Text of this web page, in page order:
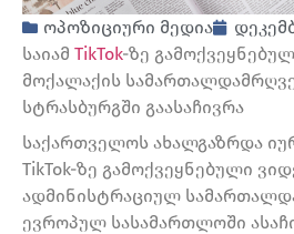
ოპოზიციური მედია
საიამ TikTok-ზე
მოქალაქის
სტრასბურგში გაასაჩივრა
საქართველოს ახალგაზრდა
TikTok-ზე გამოქვეყნებული
ადმინისტრაციულ
ევროპულ სასამართლოში